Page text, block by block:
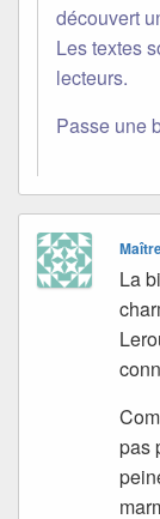
découvert
Les textes
lecteurs.
Passe une
La
pas